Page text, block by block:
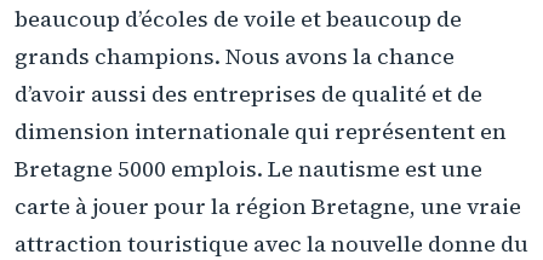
beaucoup d’écoles de voile et beaucoup de
grands champions. Nous avons la chance
d’avoir aussi des entreprises de qualité et de
dimension internationale qui représentent en
Bretagne 5000 emplois. Le nautisme est une
carte à jouer pour la région Bretagne, une vraie
attraction touristique avec la nouvelle donne du